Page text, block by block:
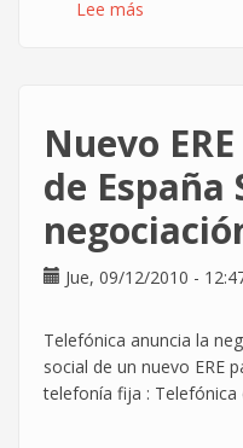
Lee más
un
por
la
caída
del
la
banca
Nuevo
de España
Jue, 09/12/2010 -
Telefónica anuncia la
social de un nuevo ERE
telefonía fija : Telefónica